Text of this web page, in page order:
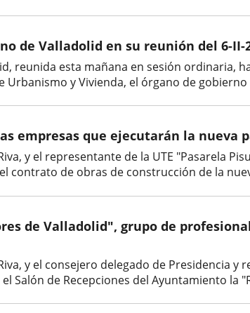
de Valladolid en su reunión del 6-II-
reunida esta mañana en sesión ordinaria,
y Vivienda, el órgano de
empresas que ejecutarán la nueva
y el representante de la UTE "Pasarela
contrato de obras de construcción de la
de Valladolid", grupo de
y el consejero delegado de Presidencia
Salón de Recepciones del Ayuntamiento la